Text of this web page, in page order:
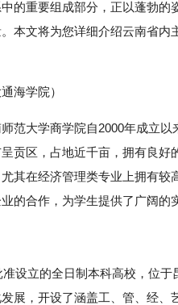
的重要组成部分，正以蓬勃
本文将为您详细介绍云南省
海学院）
范大学商学院自2000年成立以
贡区，占地近千亩，拥有良
其在经济管理类专业上拥有较
的合作，为学生提供了广阔的
设立的全日制本科高校，位
展，开设了涵盖工、管、经